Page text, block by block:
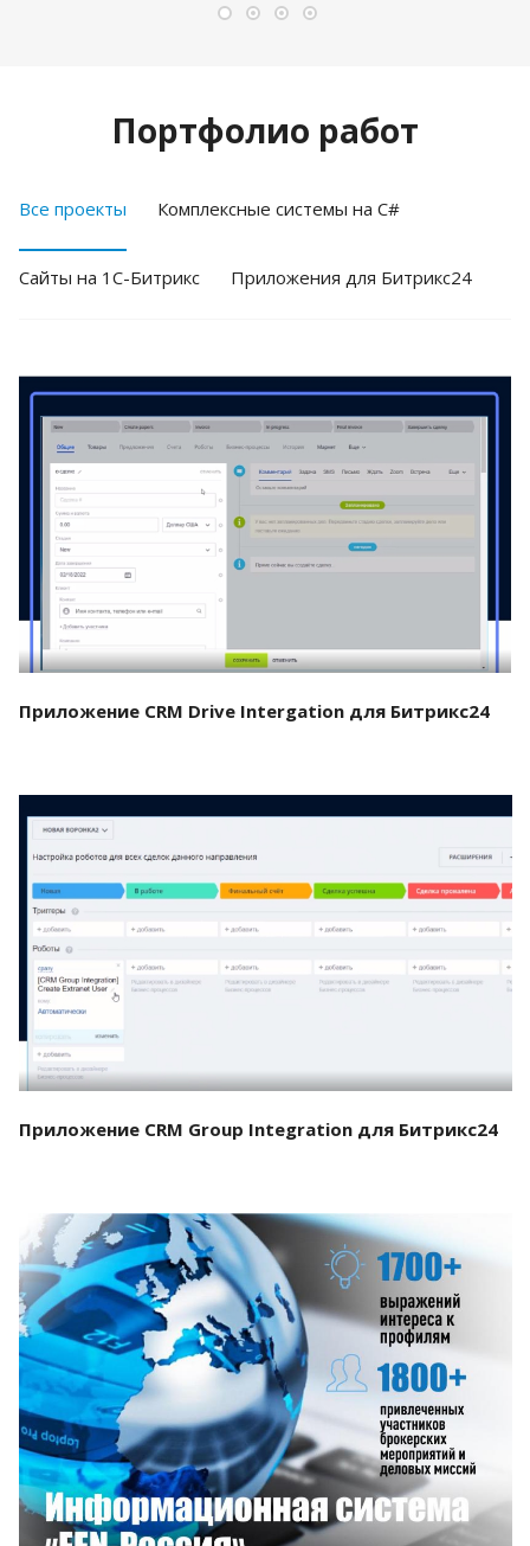
Портфолио работ
Все проекты Комплексные системы на C#
Cайты на 1С-Битрикс Приложения для Битрикс24
Смотреть проект
Приложение CRM Drive Intergation для Битрикс24
Смотреть проект
Приложение CRM Group Integration для Битрикс24
Смотреть проект